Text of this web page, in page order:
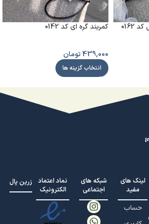
کمربند گره ای کد 0142
439,000تومان
انتخاب گزینه ها
لینک های
مفید
حساب
شبکه های
اجتماعی
نماد اعتماد
الکترونیک
زرین پال